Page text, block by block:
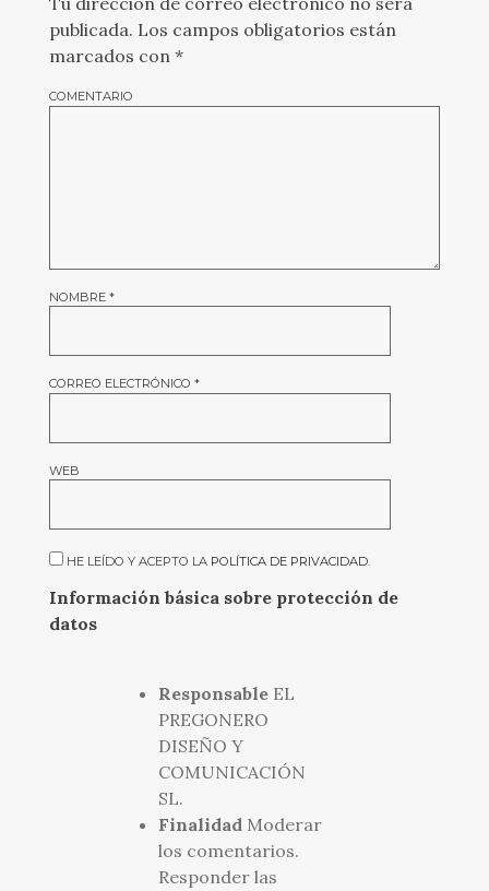
publicada. Los campos obligatorios están
marcados con *
COMENTARIO
NOMBRE *
CORREO ELECTRÓNICO *
WEB
HE LEÍDO Y ACEPTO LA POLÍTICA DE PRIVACIDAD.
Información básica sobre protección de
datos
ResponsableEL
PREGONERO
DISEÑO Y
COMUNICACIÓN
SL.
FinalidadModerar
los comentarios.
Responder las